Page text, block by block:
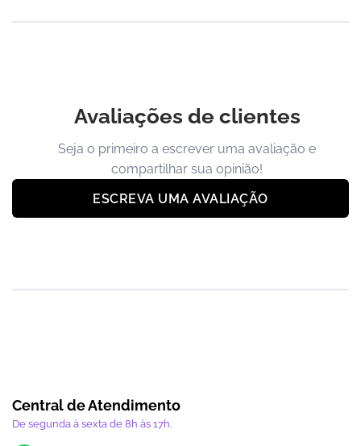
Avaliações de clientes
Seja o primeiro a escrever uma avaliação e
compartilhar sua opinião!
ESCREVA UMA AVALIAÇÃO
Central de Atendimento
De segunda à sexta de 8h às 17h.